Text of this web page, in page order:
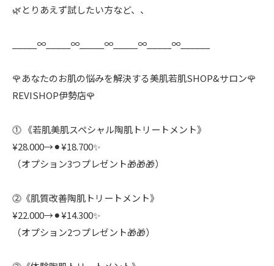
🌿とりあえず試したい方など、、
_____∞_____∞_____∞_____∞_____∞______
🌹あなたのお肌の悩みを解決する美肌若肌SHOP&サロン🌹
REVISHOP伊勢店🌹
⓵ 《若肌美肌スペシャル陶肌トリートメント》
¥28.000→⚫︎¥18.700✨
（オプション3つプレゼント🎁🎁🎁）
⓶《肌質改善陶肌トリートメント》
¥22.000→⚫︎¥14.300✨
（オプション2つプレゼント🎁🎁）